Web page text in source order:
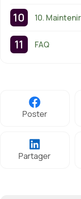
10.
FAQ
Poster
Partager